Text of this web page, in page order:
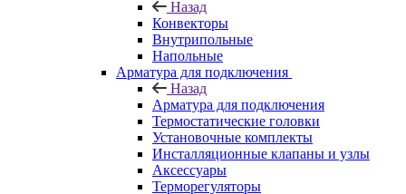
Назад
Конвекторы
Внутрипольные
Напольные
Арматура для подключения
Назад
Арматура для подключения
Термостатические головки
Установочные комплекты
Инсталляционные клапаны и узлы
Аксессуары
Терморегуляторы